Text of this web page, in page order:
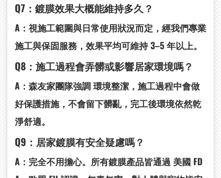
Q7 ：鍍膜效果大概能維持多久？
A：視施工範圍與日常使用狀況而定，經我們專業
施工與保固服務，效果平均可維持3–5年以上。
Q8 ：施工過程會弄髒或影響居家環境嗎？
A：森友家團隊強調環境整潔 ，施工過程中會做
好保護措施，不會留下髒亂，完工後環境依然乾
淨舒適。
Q9 ：居家鍍膜有安全疑慮嗎？
A：完全不用擔心。所有鍍膜產品皆通過 美國 FD